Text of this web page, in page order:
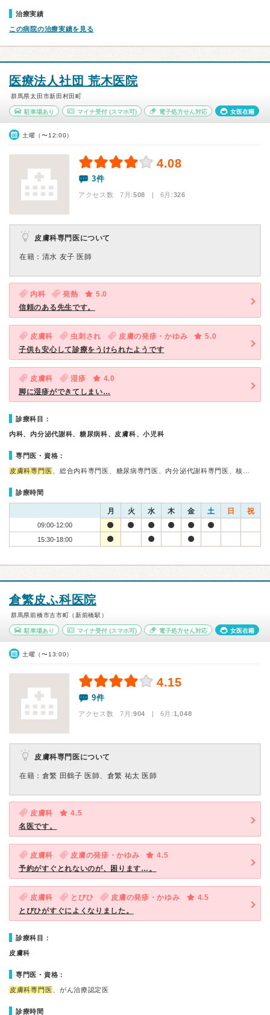
治療実績
この病院の治療実績を見る
医療法人社団 荒木医院
群馬県太田市新田村田町
駐車場あり マイナ受付(スマホ可) 電子処方せん対応 女医在籍
土曜（〜12:00）
4.08
3件
アクセス数 7月:508 | 6月:326
皮膚科専門医について
在籍：清水 友子 医師
内科 発熱
5.0
信頼のある先生です。
皮膚科 虫刺され 皮膚の発疹・かゆみ
5.0
子供も安心して診療をうけられたようです
皮膚科 湿疹
4.0
脚に湿疹ができてしまい…
診療科目：
内科、内分泌代謝科、糖尿病科、皮膚科、小児科
専門医・資格：
皮膚科専門医 、総合内科専門医、糖尿病専門医、内分泌代謝科専門医、核…
診療時間
月 火 水 木 金 土 日 祝
09:00-12:00
15:30-18:00
倉繁皮ふ科医院
群馬県前橋市古市町（新前橋駅）
駐車場あり マイナ受付(スマホ可) 電子処方せん対応 女医在籍
土曜（〜13:00）
4.15
9件
アクセス数 7月:904 | 6月:1,048
皮膚科専門医について
在籍：倉繁 田鶴子 医師、倉繁 祐太 医師
皮膚科
4.5
名医です。
皮膚科 皮膚の発疹・かゆみ
4.5
予約がすぐとれないのが、困ります…。
皮膚科 とびひ 皮膚の発疹・かゆみ
4.5
とびひがすぐによくなりました。
診療科目：
皮膚科
専門医・資格：
皮膚科専門医 、がん治療認定医
診療時間